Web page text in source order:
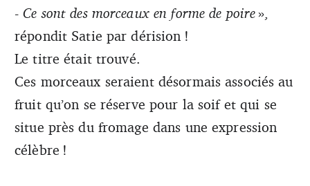
-Ce sont des morceaux en forme de poire »,
répondit Satie par dérision !
Le titre était trouvé.
Ces morceaux seraient désormais associés au
fruit qu’on se réserve pour la soif et qui se
situe près du fromage dans une expression
célèbre !